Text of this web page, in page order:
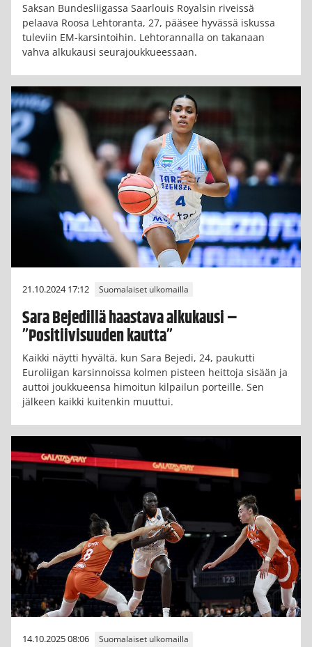
Saksan Bundesliigassa Saarlouis Royalsin riveissä
pelaava Roosa Lehtoranta, 27, pääsee hyvässä iskussa
tuleviin EM-karsintoihin. Lehtorannalla on takanaan
vahva alkukausi seurajoukkueessaan.
21.10.2024 17:12 Suomalaiset ulkomailla
Sara Bejedillä haastava alkukausi –
”Positiivisuuden kautta”
Kaikki näytti hyvältä, kun Sara Bejedi, 24, paukutti
Euroliigan karsinnoissa kolmen pisteen heittoja sisään ja
auttoi joukkueensa himoitun kilpailun porteille. Sen
jälkeen kaikki kuitenkin muuttui.
14.10.2025 08:06 Suomalaiset ulkomailla